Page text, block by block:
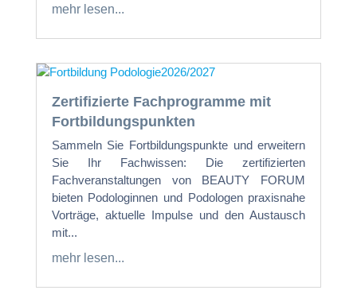
mehr lesen...
Zertifizierte Fachprogramme mit
Fortbildungspunkten
Sammeln Sie Fortbildungspunkte und erweitern
Sie Ihr Fachwissen: Die zertifizierten
Fachveranstaltungen von BEAUTY FORUM
bieten Podologinnen und Podologen praxisnahe
Vorträge, aktuelle Impulse und den Austausch
mit...
mehr lesen...